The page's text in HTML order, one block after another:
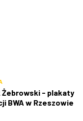
Żebrowski - plakaty
BWA w Rzeszowie